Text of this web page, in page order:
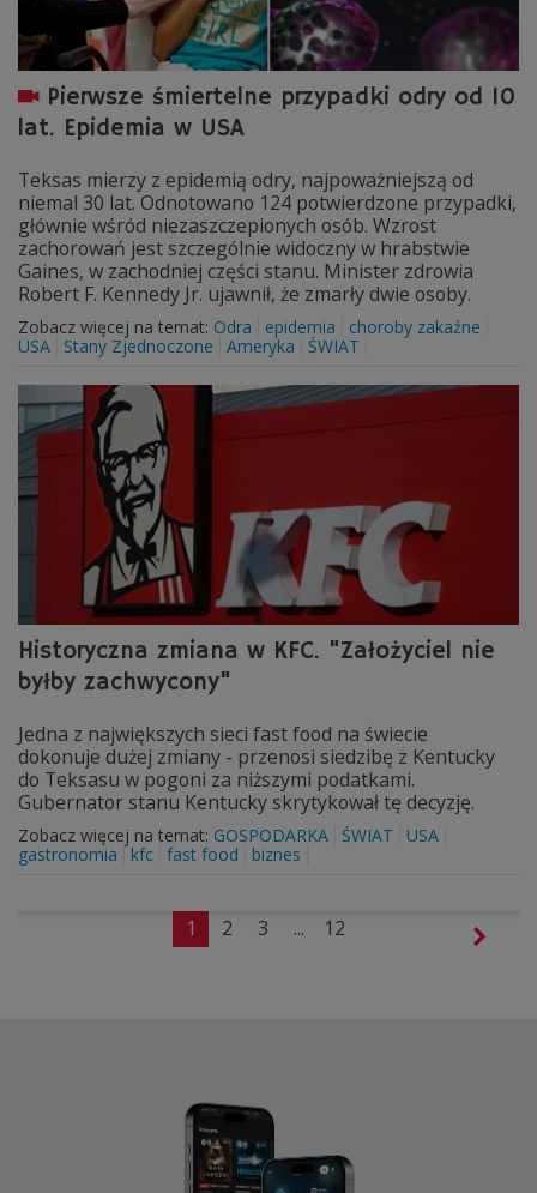
Pierwsze śmiertelne przypadki odry od 10
lat. Epidemia w USA
Teksas mierzy z epidemią odry, najpoważniejszą od
niemal 30 lat. Odnotowano 124 potwierdzone przypadki,
głównie wśród niezaszczepionych osób. Wzrost
zachorowań jest szczególnie widoczny w hrabstwie
Gaines, w zachodniej części stanu. Minister zdrowia
Robert F. Kennedy Jr. ujawnił, że zmarły dwie osoby.
Zobacz więcej na temat: Odra epidemia
choroby zakaźne
USA
Stany Zjednoczone Ameryka ŚWIAT
Historyczna zmiana w KFC. "Założyciel nie
byłby zachwycony"
Jedna z największych sieci fast food na świecie
dokonuje dużej zmiany - przenosi siedzibę z Kentucky
do Teksasu w pogoni za niższymi podatkami.
Gubernator stanu Kentucky skrytykował tę decyzję.
Zobacz więcej na temat: GOSPODARKA ŚWIAT
USA
gastronomia
kfc fast food biznes
1 2 3 ... 12